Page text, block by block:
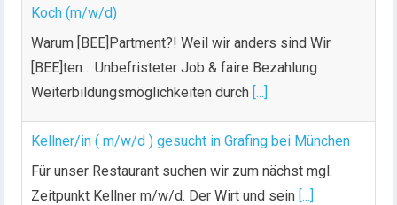
Koch (m/w/d)
Warum [BEE]Partment?! Weil wir anders sind Wir
[BEE]ten… Unbefristeter Job & faire Bezahlung
Weiterbildungsmöglichkeiten durch [...]
Kellner/in ( m/w/d ) gesucht in Grafing bei München
Für unser Restaurant suchen wir zum nächst mgl.
Zeitpunkt Kellner m/w/d. Der Wirt und sein [...]